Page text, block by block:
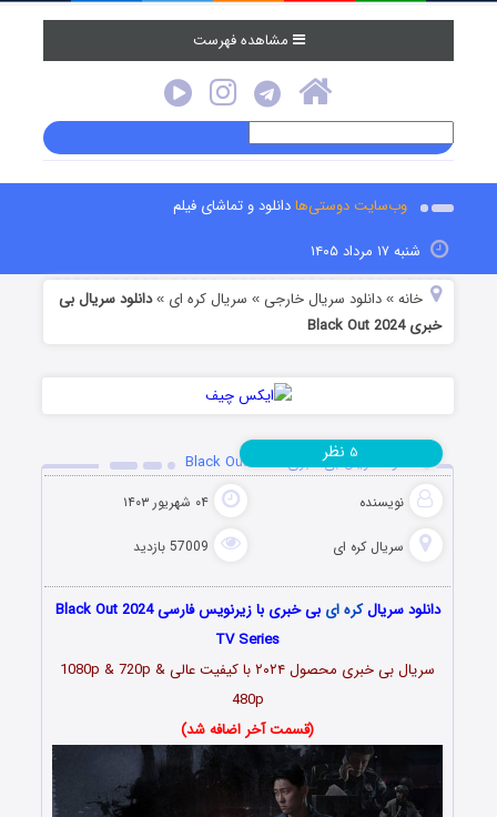
مشاهده فهرست
وب‌سایت دوستی‌هادانلود و تماشای فیلم
شنبه ۱۷ مرداد ۱۴۰۵
خانه »دانلود سریال خارجی » سریال کره ای »دانلود سریال بی
خبری Black Out 2024
دانلود سریال بی خبری Black Out 2024
نویسنده ۰۴ شهریور ۱۴۰۳
سریال کره ای 57009 بازدید
۵ نظر
دانلود سریالکره ای
بی خبری با زیرنویس فارسی Black Out 2024
TV Series
سریال بی خبری محصول ۲۰۲۴ با کیفیت عالی 1080p & 720p &
480p
(قسمت آخر اضافه شد)